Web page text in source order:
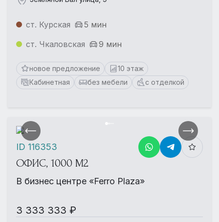
ст. Курская
5 мин
ст. Чкаловская
9 мин
новое предложение
10 этаж
Кабинетная
без мебели с отделкой
ОФИС, 1000 М2
В бизнес центре «Ferro Plaza»
3 333 333 ₽
ID 116353